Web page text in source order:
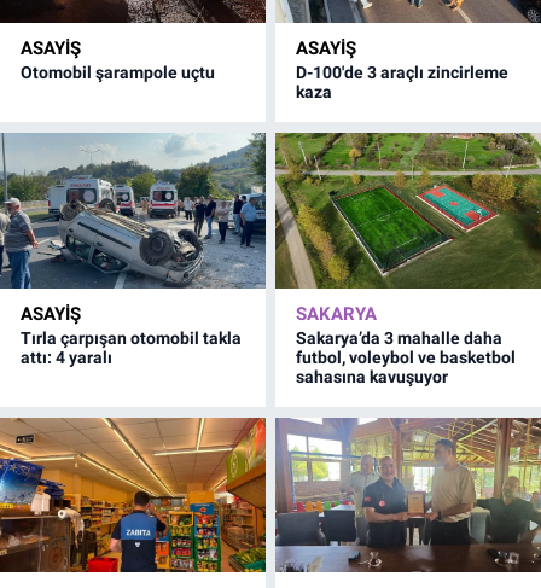
ASAYİŞ
Otomobil şarampole uçtu
ASAYİŞ
D-100'de 3 araçlı zincirleme
kaza
ASAYİŞ
Tırla çarpışan otomobil takla
attı: 4 yaralı
SAKARYA
Sakarya’da 3 mahalle daha
futbol, voleybol ve basketbol
sahasına kavuşuyor